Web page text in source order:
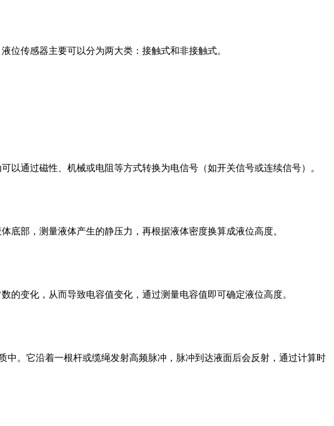
位传感器主要可以分为两大类：接触式和非接触式。
通过磁性、机械或电阻等方式转换为电信号（如开关信号或连续信号）。
底部，测量液体产生的静压力，再根据液体密度换算成液位高度。
变化，从而导致电容值变化，通过测量电容值即可确定液位高度。
。它沿着一根杆或缆绳发射高频脉冲，脉冲到达液面后会反射，通过计算时